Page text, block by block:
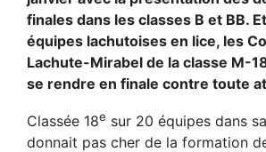
finales dans les classes B et BB.
équipes lachutoises en lice, les
Lachute-Mirabel de la classe M-
se rendre en finale contre toute
Classée 18e sur 20 équipes dans
donnait pas cher de la formation